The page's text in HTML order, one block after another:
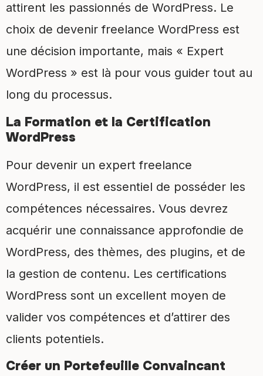
attirent les passionnés de WordPress. Le
choix de devenir freelance WordPress est
une décision importante, mais « Expert
WordPress » est là pour vous guider tout au
long du processus.
La Formation et la Certification
WordPress
Pour devenir un expert freelance
WordPress, il est essentiel de posséder les
compétences nécessaires. Vous devrez
acquérir une connaissance approfondie de
WordPress, des thèmes, des plugins, et de
la gestion de contenu. Les certifications
WordPress sont un excellent moyen de
valider vos compétences et d’attirer des
clients potentiels.
Créer un Portefeuille Convaincant